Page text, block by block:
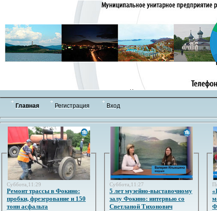
Главная Регистрация Вход
Суббота,11:29
Ремонт трассы в Фокино:
пробки, фрезерование и 150
тонн асфальта
Суббота,11:27
5 лет музейно-выставочному
залу Фокино: интервью со
Светланой Тихонович